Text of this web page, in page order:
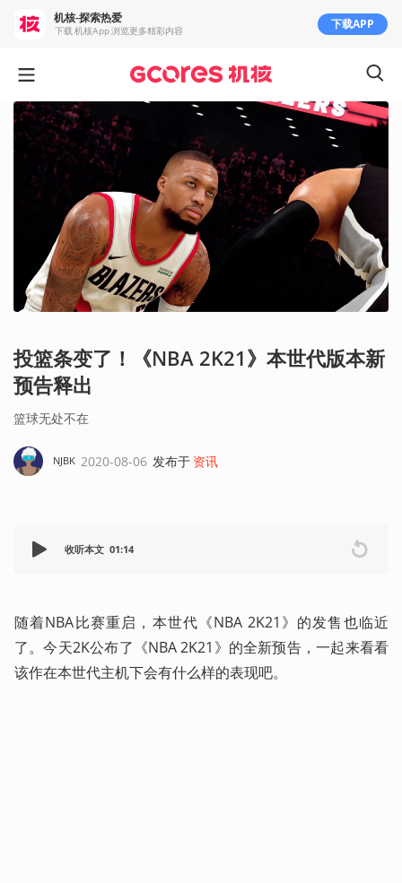
投篮条变了！《NBA 2K21》本世代版本新
预告释出
篮球无处不在
NJBK 2020-08-06 发布于 资讯
收听本文 01:14
随着NBA比赛重启，本世代《NBA 2K21》的发售也临近
了。今天2K公布了《NBA 2K21》的全新预告，一起来看看
该作在本世代主机下会有什么样的表现吧。
机核-探索热爱
下载 机核App 浏览更多精彩内容 下载APP